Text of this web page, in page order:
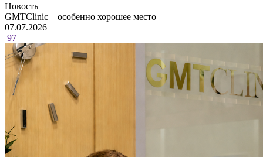
Новость
GMTClinic – особенно хорошее место
07.07.2026
97